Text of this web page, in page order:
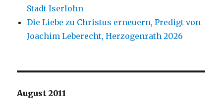
Stadt Iserlohn
Die Liebe zu Christus erneuern, Predigt von
Joachim Leberecht, Herzogenrath 2026
August 2011